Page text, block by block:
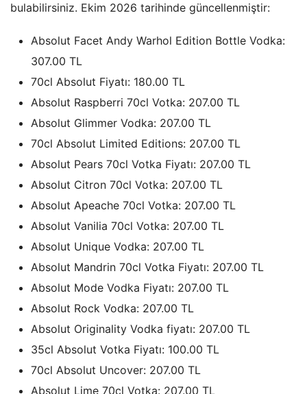
bulabilirsiniz. Ekim 2026 tarihinde güncellenmiştir:
Absolut Facet Andy Warhol Edition Bottle Vodka:
307.00 TL
70cl Absolut Fiyatı: 180.00 TL
Absolut Raspberri 70cl Votka: 207.00 TL
Absolut Glimmer Vodka: 207.00 TL
70cl Absolut Limited Editions: 207.00 TL
Absolut Pears 70cl Votka Fiyatı: 207.00 TL
Absolut Citron 70cl Votka: 207.00 TL
Absolut Apeache 70cl Votka: 207.00 TL
Absolut Vanilia 70cl Votka: 207.00 TL
Absolut Unique Vodka: 207.00 TL
Absolut Mandrin 70cl Votka Fiyatı: 207.00 TL
Absolut Mode Vodka Fiyatı: 207.00 TL
Absolut Rock Vodka: 207.00 TL
Absolut Originality Vodka fiyatı: 207.00 TL
35cl Absolut Votka Fiyatı: 100.00 TL
70cl Absolut Uncover: 207.00 TL
Absolut Lime 70cl Votka: 207.00 TL